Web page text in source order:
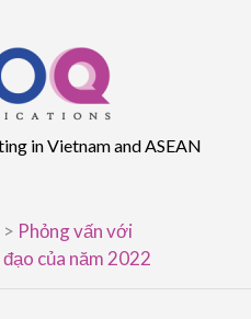
in Vietnam and ASEAN
> Phỏng vấn với
của năm 2022